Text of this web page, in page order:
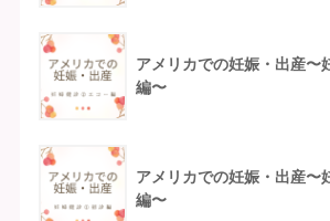
アメリカでの妊娠・出産
編〜
アメリカでの妊娠・出産
編〜